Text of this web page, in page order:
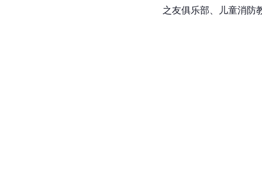
之友俱乐部、儿童消防